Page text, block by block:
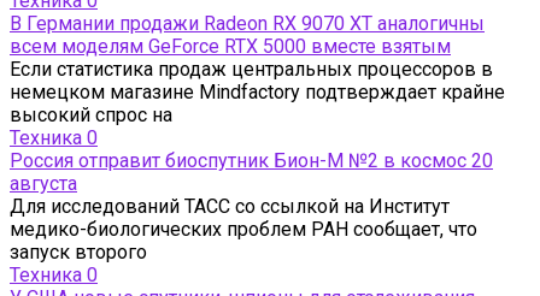
В Германии продажи Radeon RX 9070 XT аналогичны
всем моделям GeForce RTX 5000 вместе взятым
Если статистика продаж центральных процессоров в
немецком магазине Mindfactory подтверждает крайне
высокий спрос на
Техника 0
Россия отправит биоспутник Бион-М №2 в космос 20
августа
Для исследований ТАСС со ссылкой на Институт
медико-биологических проблем РАН сообщает, что
запуск второго
Техника 0